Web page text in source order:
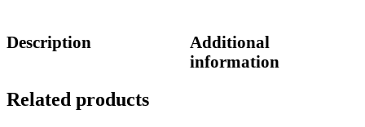
Description
Additional
information
Related products